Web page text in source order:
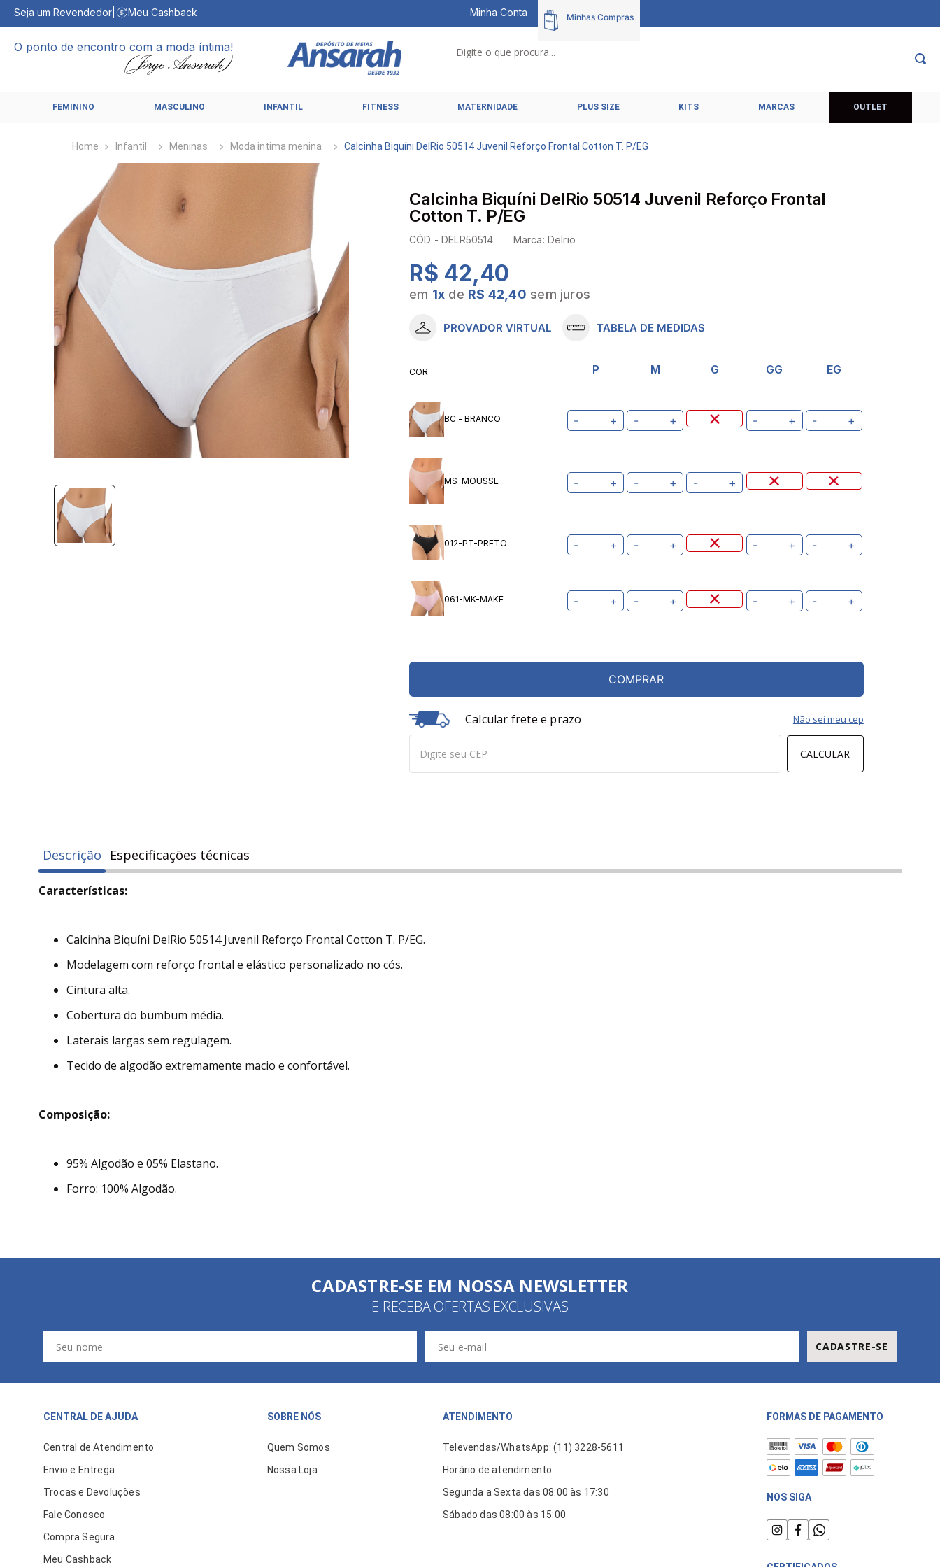
Seja um Revendedor Meu Cashback Minha Conta
O ponto de encontro com a moda íntima! Digite o que procura...
FEMININO MASCULINO INFANTIL FITNESS MATERNIDADE PLUS SIZE KITS MARCAS OUTLET
Infantil Meninas Moda intima menina Calcinha Biquíni DelRio 50514 Juvenil Reforço Frontal Cotton T. P/EG
Calcinha Biquíni DelRio 50514 Juvenil Reforço Frontal
Cotton T. P/EG
CÓD -DELR50514 Marca: Delrio
R$ 42,40
em 1x de R$ 42,40 sem juros
PROVADOR VIRTUAL TABELA DE MEDIDAS
COR P M G GG EG
BC - BRANCO - + - + - + - +
MS-MOUSSE - + - + - +
012-PT-PRETO - + - + - + - +
061-MK-MAKE - + - + - + - +
COMPRAR
Calcular frete e prazo
CALCULAR
Não sei meu cep
Descrição Especificações técnicas
Características:
Calcinha Biquíni DelRio 50514 Juvenil Reforço Frontal Cotton T. P/EG.
Modelagem com reforço frontal e elástico personalizado no cós.
Cintura alta.
Cobertura do bumbum média.
Laterais largas sem regulagem.
Tecido de algodão extremamente macio e confortável.
Composição:
95% Algodão e 05% Elastano.
Forro: 100% Algodão.
CADASTRE-SE EM NOSSA NEWSLETTER
E RECEBA OFERTAS EXCLUSIVAS
CADASTRE-SE
CENTRAL DE AJUDA
Central de Atendimento
Envio e Entrega
Trocas e Devoluções
Fale Conosco
Compra Segura
Meu Cashback
SOBRE NÓS
Quem Somos
Nossa Loja
ATENDIMENTO
Televendas/WhatsApp: (11) 3228-5611
Horário de atendimento:
Segunda a Sexta das 08:00 às 17:30
Sábado das 08:00 às 15:00
FORMAS DE PAGAMENTO
NOS SIGA
1 º
calcinhas
5º
sutiã liz
6º
sutias
8º
hering intimates
10º meia lupo